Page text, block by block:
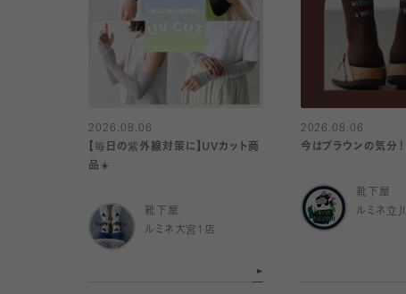
2026.08.06
【毎日の紫外線対策に】UVカット商
品☀️
靴下屋
ルミネ大宮1店
2026.08.06
今はブラウンの気分！
靴下屋
ルミネ立川